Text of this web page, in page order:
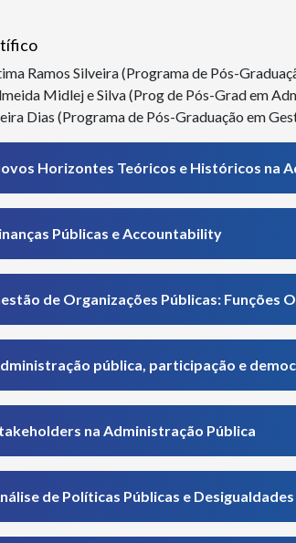
Ramos Silveira (Programa de Pós-
Midlej e Silva (Prog de Pós-Grad em
Dias (Programa de Pós-Graduação em
Horizontes Teóricos e Históricos na
Públicas e Accountability
de Organizações Públicas: Funções
pública, participação e
na Administração Pública
de Políticas Públicas e Desigualdades